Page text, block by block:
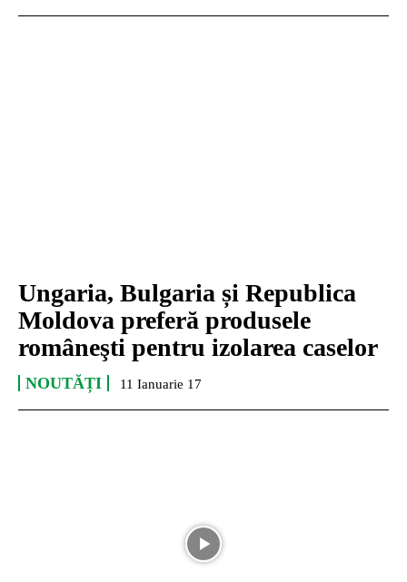
Ungaria, Bulgaria și Republica
Moldova preferă produsele
româneşti pentru izolarea caselor
NOUTĂȚI 11 Ianuarie 17